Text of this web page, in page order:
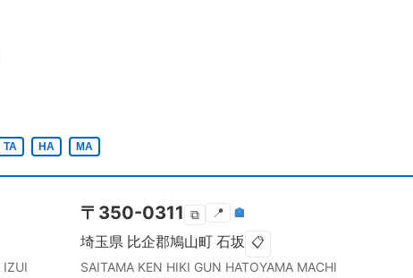
TA HA MA
IZUI
〒 350-0311 ⧉ 📍 🏣
埼玉県 比企郡鳩山町 石坂 📋
SAITAMA KEN HIKI GUN HATOYAMA MACHI